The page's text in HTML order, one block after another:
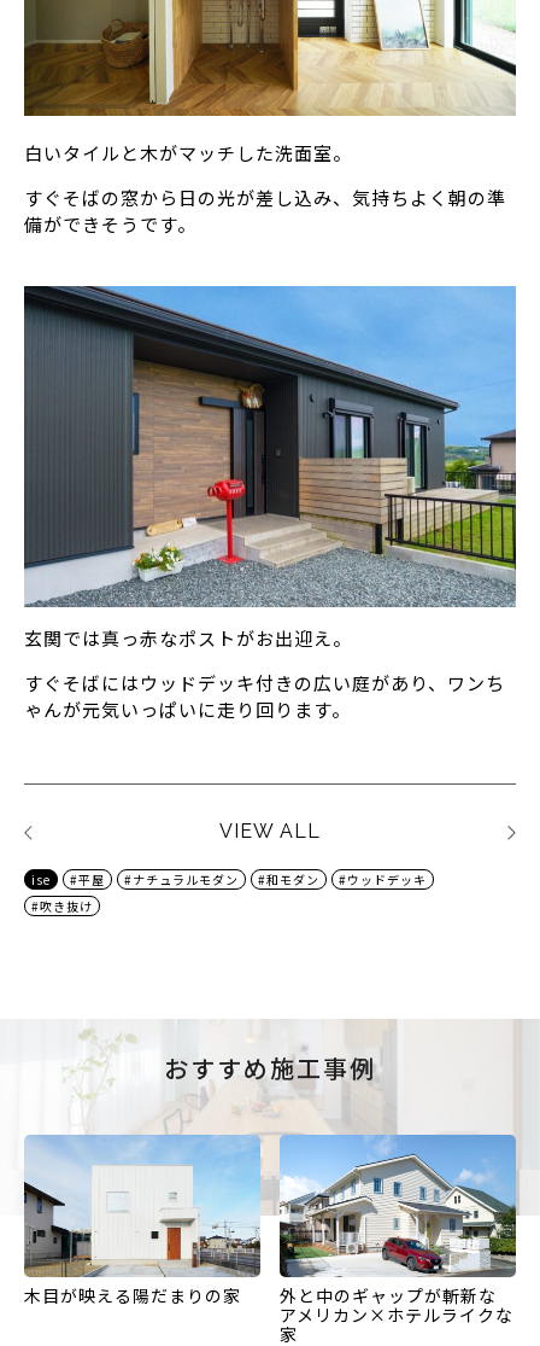
白いタイルと木がマッチした洗面室。
すぐそばの窓から日の光が差し込み、気持ちよく朝の準
備ができそうです。
玄関では真っ赤なポストがお出迎え。
すぐそばにはウッドデッキ付きの広い庭があり、ワンち
ゃんが元気いっぱいに走り回ります。
VIEW ALL
ise #平屋 #ナチュラルモダン #和モダン
#ウッドデッキ
#吹き抜け
おすすめ施工事例
木目が映える陽だまりの家
外と中のギャップが斬新な
アメリカン×ホテルライクな
家